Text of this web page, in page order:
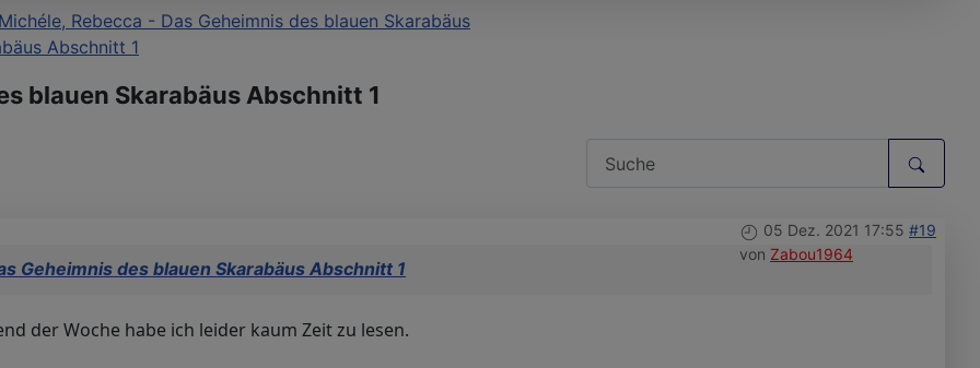
Michéle, Rebecca - Das Geheimnis des blauen Skarabäus
Abschnitt 1
blauen Skarabäus Abschnitt 1
05 Dez. 2021 17:55 #19
von Zabou1964
Geheimnis des blauen Skarabäus Abschnitt 1
der Woche habe ich leider kaum Zeit zu lesen.